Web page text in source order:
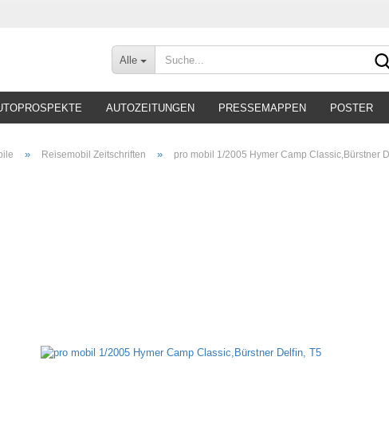
Alle
AUTOZEITUNGEN PRESSEMAPPEN POSTER
» Reisemobil Zeitschriften » pro mobil 1/2005 Hymer Camp Classic,Bürstner